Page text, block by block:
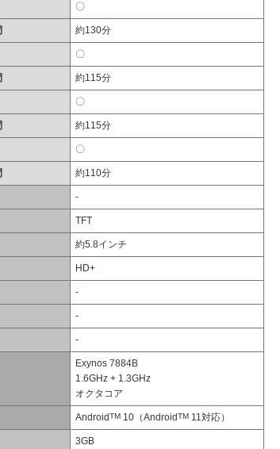
〇
約130分
〇
約115分
〇
約115分
〇
約110分
-
TFT
約5.8インチ
HD+
-
-
-
Exynos 7884B
1.6GHz + 1.3GHz
オクタコア
AndroidTM 10（AndroidTM 11対応）
3GB